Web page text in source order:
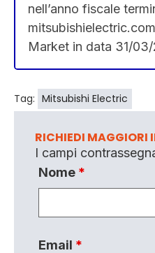
nell’anno fiscale
Market in data 31/
Tag: Mitsubishi Electric
RICHIEDI MAGGIORI
I campi
Nome *
Email *